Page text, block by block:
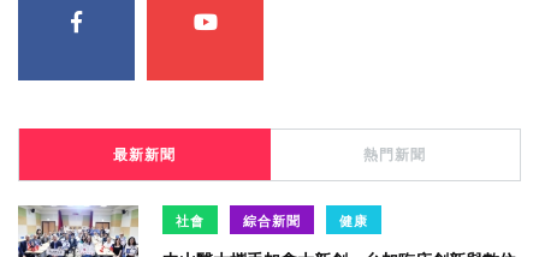
最新新聞 熱門新聞
社會 綜合新聞 健康